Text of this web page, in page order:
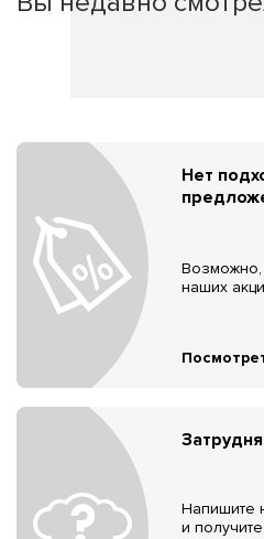
Нет
Возможно,
наших
Напишите
и